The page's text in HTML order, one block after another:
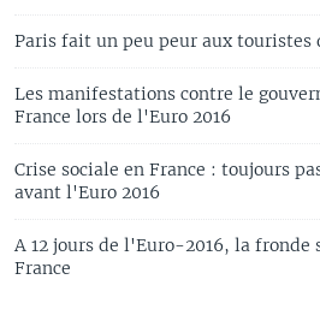
Paris fait un peu peur aux touristes
Les manifestations contre le
France lors de l'Euro 2016
Crise sociale en France : toujours
avant l'Euro 2016
A 12 jours de l'Euro-2016, la fronde
France